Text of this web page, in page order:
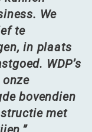
We
te
in plaats
WDP’s
bovendien
met